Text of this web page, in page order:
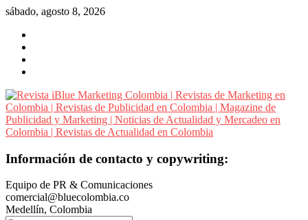
Saltar
contenido
sábado, agosto 8, 2026
Revista
Marketing
Colombia
Información de contacto y copywriting:
Equipo de PR & Comunicaciones
comercial@bluecolombia.co
Medellín, Colombia